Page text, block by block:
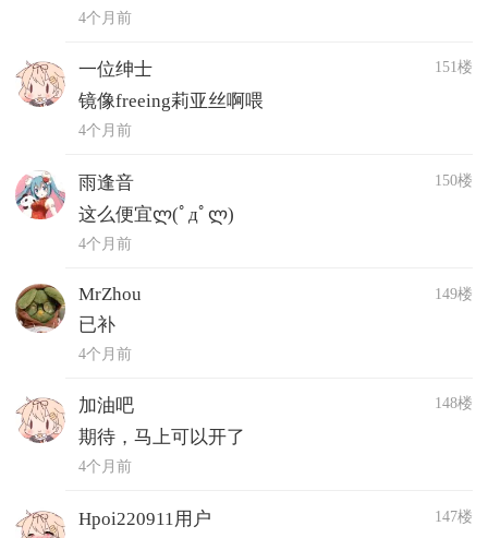
4个月前
一位绅士 151楼
镜像freeing莉亚丝啊喂
4个月前
雨逢音 150楼
这么便宜ლ(ﾟдﾟლ)
4个月前
MrZhou 149楼
已补
4个月前
加油吧 148楼
期待，马上可以开了
4个月前
Hpoi220911用户 147楼